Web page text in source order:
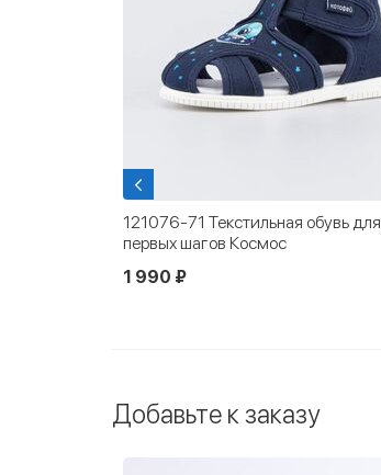
121076-71 Текстильная обувь для
первых шагов Космос
1 990 ₽
Добавьте к заказу